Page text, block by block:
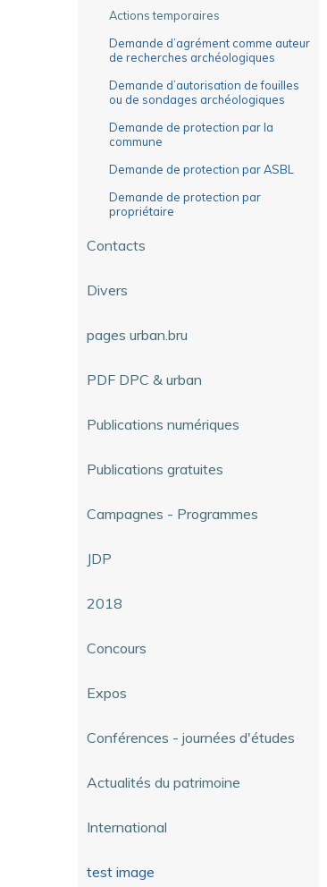
Actions temporaires
Demande d’agrément comme auteur
de recherches archéologiques
Demande d’autorisation de fouilles
ou de sondages archéologiques
Demande de protection par la
commune
Demande de protection par ASBL
Demande de protection par
propriétaire
Contacts
Divers
pages urban.bru
PDF DPC & urban
Publications numériques
Publications gratuites
Campagnes - Programmes
JDP
2018
Concours
Expos
Conférences - journées d'études
Actualités du patrimoine
International
test image